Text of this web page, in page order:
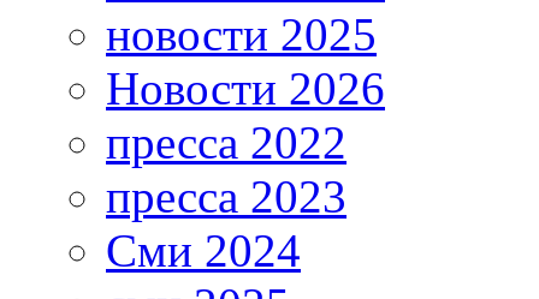
новости 2025
Новости 2026
пресса 2022
пресса 2023
Сми 2024